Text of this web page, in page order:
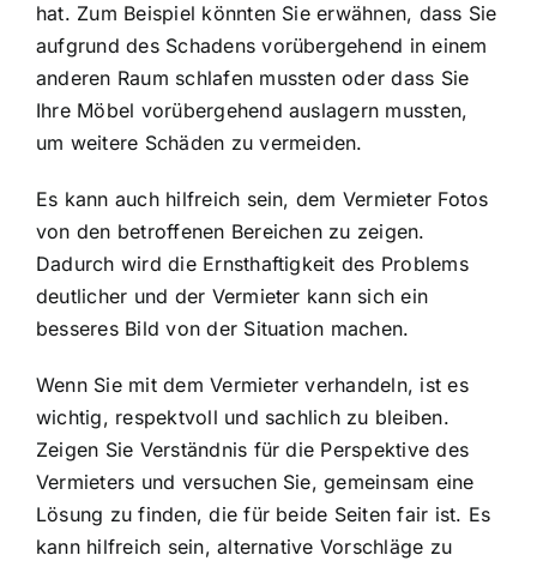
hat. Zum Beispiel könnten Sie erwähnen, dass Sie
aufgrund des Schadens vorübergehend in einem
anderen Raum schlafen mussten oder dass Sie
Ihre Möbel vorübergehend auslagern mussten,
um weitere Schäden zu vermeiden.
Es kann auch hilfreich sein, dem Vermieter Fotos
von den betroffenen Bereichen zu zeigen.
Dadurch wird die Ernsthaftigkeit des Problems
deutlicher und der Vermieter kann sich ein
besseres Bild von der Situation machen.
Wenn Sie mit dem Vermieter verhandeln, ist es
wichtig, respektvoll und sachlich zu bleiben.
Zeigen Sie Verständnis für die Perspektive des
Vermieters und versuchen Sie, gemeinsam eine
Lösung zu finden, die für beide Seiten fair ist. Es
kann hilfreich sein, alternative Vorschläge zu